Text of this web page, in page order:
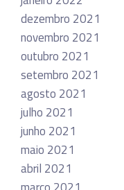
dezembro 2021
novembro 2021
outubro 2021
setembro 2021
agosto 2021
julho 2021
junho 2021
maio 2021
abril 2021